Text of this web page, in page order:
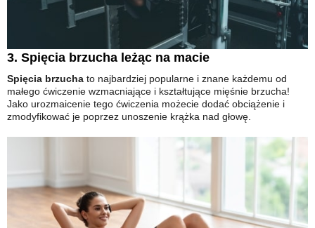
3. Spięcia brzucha leżąc na macie
Spięcia brzucha to najbardziej popularne i znane każdemu od
małego ćwiczenie wzmacniające i kształtujące mięśnie brzucha!
Jako urozmaicenie tego ćwiczenia możecie dodać obciążenie i
zmodyfikować je poprzez unoszenie krążka nad głowę.